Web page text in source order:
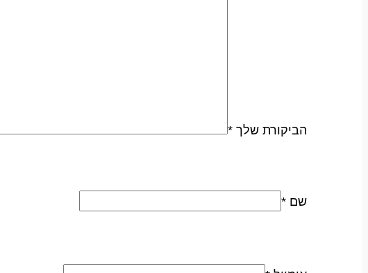
הביקורת שלך *
שם *